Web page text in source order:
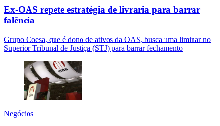
Ex-OAS repete estratégia de livraria para barrar
falência
Grupo Coesa, que é dono de ativos da OAS, busca uma liminar no
Superior Tribunal de Justiça (STJ) para barrar fechamento
Negócios